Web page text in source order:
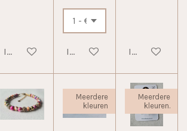
In winkelwagenIn winkelwagenIn
Meerdere
kleuren
Meerdere
kleuren.